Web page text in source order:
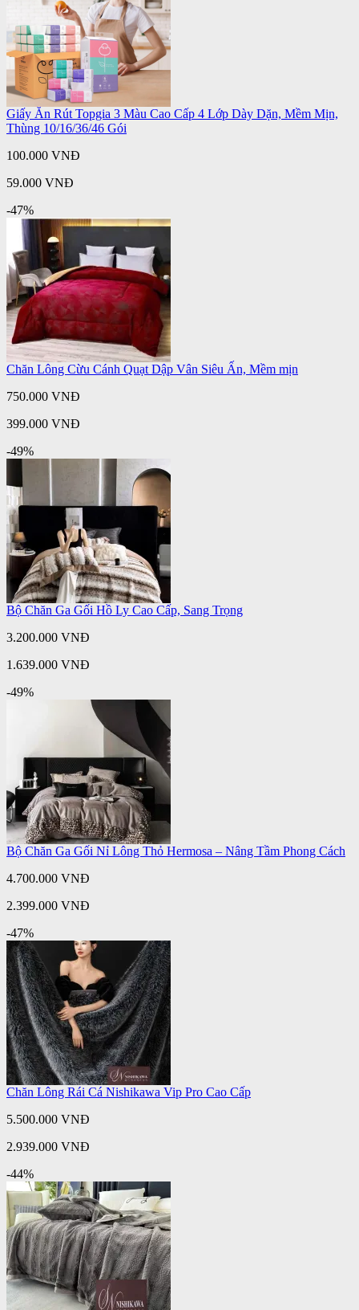
Giấy Ăn Rút Topgia 3 Màu Cao Cấp 4 Lớp Dày Dặn, Mềm Mịn,
Thùng 10/16/36/46 Gói
100.000 VNĐ
59.000 VNĐ
-47%
Chăn Lông Cừu Cánh Quạt Dập Vân Siêu Ấn, Mềm mịn
750.000 VNĐ
399.000 VNĐ
-49%
Bộ Chăn Ga Gối Hồ Ly Cao Cấp, Sang Trọng
3.200.000 VNĐ
1.639.000 VNĐ
-49%
Bộ Chăn Ga Gối Nỉ Lông Thỏ Hermosa – Nâng Tầm Phong Cách
4.700.000 VNĐ
2.399.000 VNĐ
-47%
Chăn Lông Rái Cá Nishikawa Vip Pro Cao Cấp
5.500.000 VNĐ
2.939.000 VNĐ
-44%